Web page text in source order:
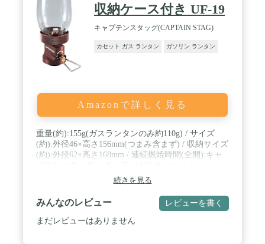
収納ケース付き UF-19
キャプテンスタッグ(CAPTAIN STAG)
カセット ガス ランタン ガソリン ランタン
Amazonで詳しく見る
重量(約):155g(ガスランタンのみ約110g) / サイズ
(約):外径46×高さ156mm(つまみ含まず) / 収納サイズ
(約):外径62×高さ168mm / 連続燃焼時間(全開):キャ
CS−250を使用した場合約32時間※但し、使用状況
(天候、気温等)により異なります。 / 材質:器具栓:ア
ルミニウム合金・真鍮、ホヤ:耐熱ガラス、収納ケー
ス:ポリエチレン / 使用ガス容器(別売):『キャプテン
スタッグ』レギュラーガスカートリッジCS−500、レ
続きを見る
みんなのレビュー レビューを書く
まだレビューはありません